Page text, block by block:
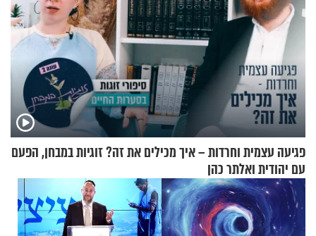
פגיעה עצמית וחרדות – איך מכילים את זה? זוגיות במבחן, הפעם
עם יהודית ואלתר כהן